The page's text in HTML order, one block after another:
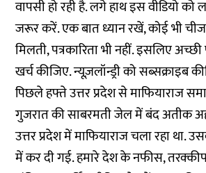
वापसी हो रही है. लगे हाथ इस वीडियो
जरूर करें. एक बात ध्यान रखें, कोई भी
मिलती, पत्रकारिता भी नहीं. इसलिए
खर्च कीजिए. न्यूज़लॉन्ड्री कोसब्सक्राइब
पिछले हफ्ते उत्तर प्रदेश से माफियाराज
गुजरात की साबरमती जेल में बंद अतीक
उत्तर प्रदेश में माफियाराज चला रहा था.
में कर दी गई. हमारे देश के नफीस,